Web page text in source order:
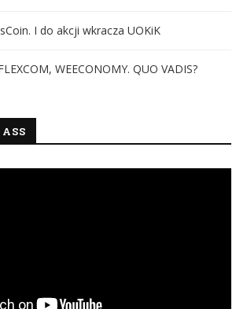
I do akcji wkracza UOKiK
WEECONOMY. QUO VADIS?